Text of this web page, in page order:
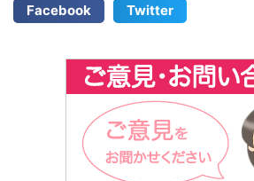
Facebook Twitter